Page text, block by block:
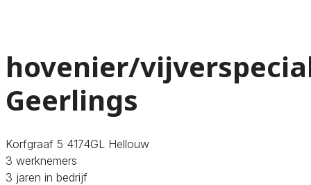
hovenier/
Geerlings
Korfgraaf 5 4174GL Hellouw
3 werknemers
3 jaren in bedrijf